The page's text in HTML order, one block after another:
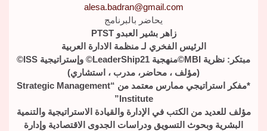
alesa.badran@gmail.com
يحاضر بالبرنامج
زاهر بشير العبدو PTST
الرئيس الفخري لـ منظمة الادارة العربية
مبتكر: نظرية MBI©منهجية LeaderShip21© وإستراتيجية ISS©
(مؤلف ، محاضر، مدرب ، استشاري)
*مفكر استراتيجي ممارس معتمد من “Strategic Management
Institute”
مؤلف للعديد من الكتب في الإدارة والقيادة الاستراتيجية والتنمية
البشرية وبحوث التسويق ودراسات الجدوى الاقتصادية وإدارة